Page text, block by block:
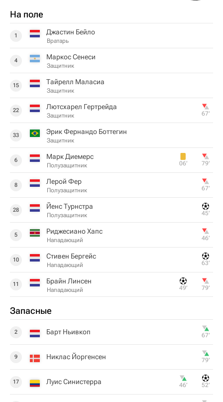
На поле
1 Джастин Бейло
Вратарь
4 Маркос Сенеси
Защитник
15 Тайрелл Маласиа
Защитник
22 Лютсхарел Гертрейда
Защитник 67‎’‎
33 Эрик Фернандо Боттегин
Защитник
6 Марк Диемерс
Полузащитник 06‎’‎ 79‎’‎
8 Лерой Фер
Полузащитник 67‎’‎
28 Йенс Турнстра
Полузащитник 45‎’‎
5 Риджесиано Хапс
Нападающий 46‎’‎
10 Стивен Бергейс
Нападающий 63‎’‎
11 Брайн Линсен
Нападающий 49‎’‎ 79‎’‎
Запасные
2 Барт Ньивкоп 67‎’‎
9 Никлас Йоргенсен 79‎’‎
17 Луис Синистерра 46‎’‎ 52‎’‎